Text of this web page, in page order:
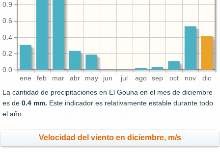
ene feb mar abr may jun jul ago sep oct nov dic
0.0
0.2
0.4
0.6
0.9
La cantidad de precipitaciones en El Gouna en el mes de diciembre
es de 0.4 mm. Este indicador es relativamente estable durante todo
el año.
Velocidad del viento en diciembre, m/s